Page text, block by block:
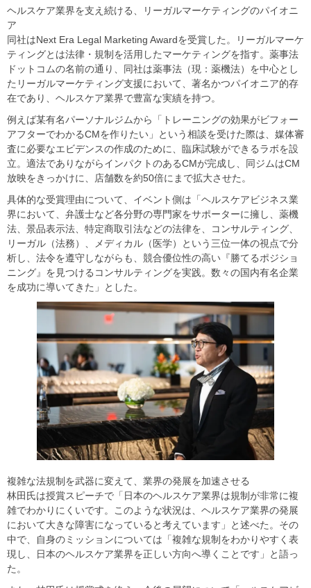
ヘルスケア業界を支え続ける、リーガルマーケティングのパイオニ
ア
同社はNext Era Legal Marketing Awardを受賞した。リーガルマーケ
ティングとは法律・規制を活用したマーケティングを指す。薬事法
ドットコムの名前の通り、同社は薬事法（現：薬機法）を中心とし
たリーガルマーケティング支援において、著名かつパイオニア的存
在であり、ヘルスケア業界で豊富な実績を持つ。
例えば某有名パーソナルジムから「トレーニングの効果がビフォー
アフターでわかるCMを作りたい」という相談を受けた際は、媒体審
査に必要なエビデンスの作成のために、臨床試験ができるラボを設
立。適法でありながらインパクトのあるCMが完成し、同ジムはCM
放映をきっかけに、店舗数を約50倍にまで拡大させた。
具体的な受賞理由について、イベント側は「ヘルスケアビジネス業
界において、弁護士など各分野の専門家をサポーターに擁し、薬機
法、景品表示法、特定商取引法などの法律を、コンサルティング、
リーガル（法務）、メディカル（医学）という三位一体の視点で分
析し、法令を遵守しながらも、競合優位性の高い『勝てるポジショ
ニング』を見つけるコンサルティングを実践。数々の国内有名企業
を成功に導いてきた」とした。
複雑な法規制を武器に変えて、業界の発展を加速させる
林田氏は授賞スピーチで「日本のヘルスケア業界は規制が非常に複
雑でわかりにくいです。このような状況は、ヘルスケア業界の発展
において大きな障害になっていると考えています」と述べた。その
中で、自身のミッションについては「複雑な規制をわかりやすく表
現し、日本のヘルスケア業界を正しい方向へ導くことです」と語っ
た。